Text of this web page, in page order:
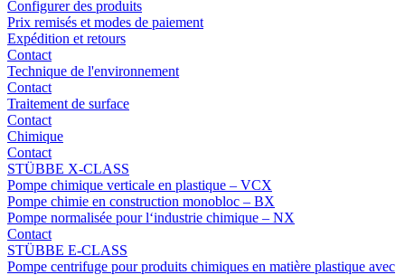
Configurer des produits
Prix remisés et modes de paiement
Expédition et retours
Contact
Technique de l'environnement
Contact
Traitement de surface
Contact
Chimique
Contact
STÜBBE X-CLASS
Pompe chimique verticale en plastique – VCX
Pompe chimie en construction monobloc – BX
Pompe normalisée pour l‘industrie chimique – NX
Contact
STÜBBE E-CLASS
Pompe centrifuge pour produits chimiques en matière plastique avec